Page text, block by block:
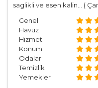
saglikli ve esen kalin... (
Genel
Havuz
Hizmet
Konum
Odalar
Temizlik
Yemekler